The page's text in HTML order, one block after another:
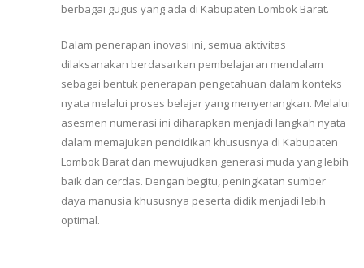
berbagai gugus yang ada di Kabupaten Lombok Barat.
Dalam penerapan inovasi ini, semua aktivitas
dilaksanakan berdasarkan pembelajaran mendalam
sebagai bentuk penerapan pengetahuan dalam konteks
nyata melalui proses belajar yang menyenangkan. Melalui
asesmen numerasi ini diharapkan menjadi langkah nyata
dalam memajukan pendidikan khususnya di Kabupaten
Lombok Barat dan mewujudkan generasi muda yang lebih
baik dan cerdas. Dengan begitu, peningkatan sumber
daya manusia khususnya peserta didik menjadi lebih
optimal.